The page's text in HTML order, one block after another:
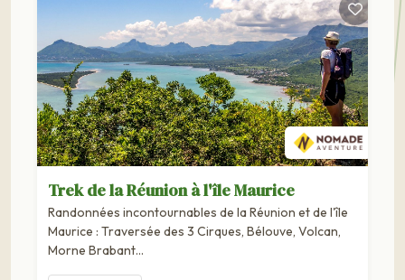
Trek de la Réunion à l'île Maurice
Randonnées incontournables de la Réunion et de l'île
Maurice : Traversée des 3 Cirques, Bélouve, Volcan,
Morne Brabant...